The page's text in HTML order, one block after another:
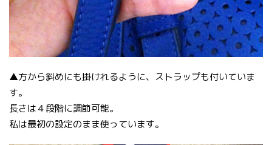
▲方から斜めにも掛けれるように、ストラップも付いていま
す。
長さは４段階に調節可能。
私は最初の設定のまま使っています。